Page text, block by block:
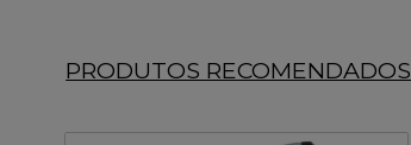
PRODUTOS RECOMENDADOS